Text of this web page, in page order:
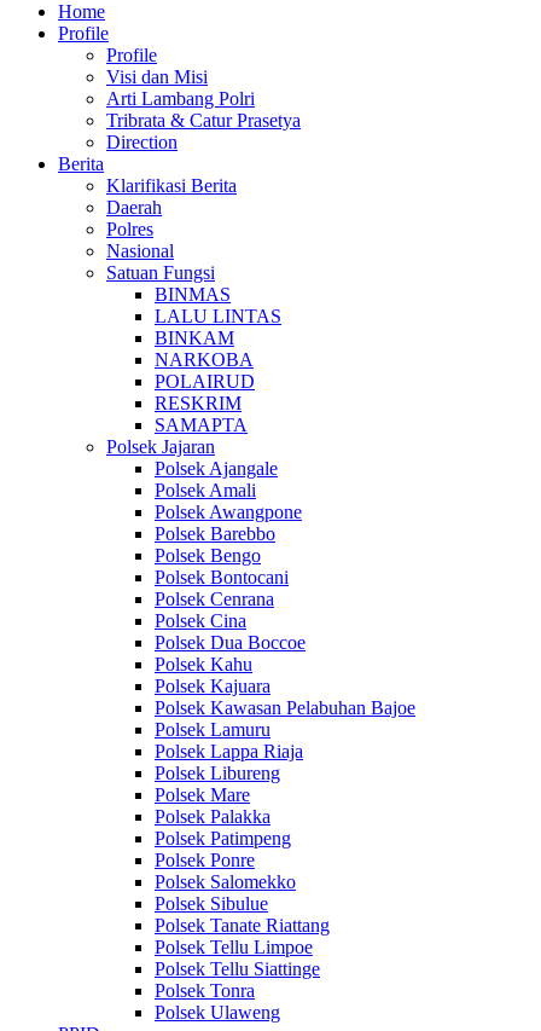
Home
Profile
Profile
Visi dan Misi
Arti Lambang Polri
Tribrata & Catur Prasetya
Direction
Berita
Klarifikasi Berita
Daerah
Polres
Nasional
Satuan Fungsi
BINMAS
LALU LINTAS
BINKAM
NARKOBA
POLAIRUD
RESKRIM
SAMAPTA
Polsek Jajaran
Polsek Ajangale
Polsek Amali
Polsek Awangpone
Polsek Barebbo
Polsek Bengo
Polsek Bontocani
Polsek Cenrana
Polsek Cina
Polsek Dua Boccoe
Polsek Kahu
Polsek Kajuara
Polsek Kawasan Pelabuhan Bajoe
Polsek Lamuru
Polsek Lappa Riaja
Polsek Libureng
Polsek Mare
Polsek Palakka
Polsek Patimpeng
Polsek Ponre
Polsek Salomekko
Polsek Sibulue
Polsek Tanate Riattang
Polsek Tellu Limpoe
Polsek Tellu Siattinge
Polsek Tonra
Polsek Ulaweng